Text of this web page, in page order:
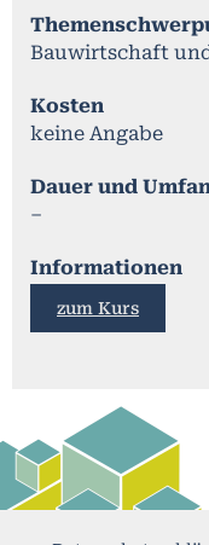
Bauwirtschaft
Kosten
keine Angabe
Dauer und
–
Informationen
zum Kurs